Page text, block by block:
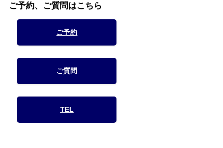
ご予約、ご質問はこちら
ご予約
ご質問
TEL